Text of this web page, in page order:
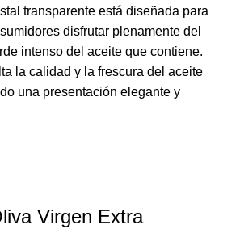
transparente está diseñada para
disfrutar plenamente del
intenso del aceite que contiene.
la calidad y la frescura del aceite
una presentación elegante y
Virgen Extra